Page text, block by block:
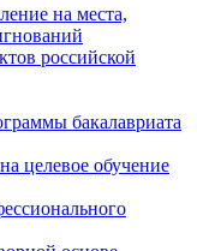
на места,
российской
бакалавриата
целевое обучение